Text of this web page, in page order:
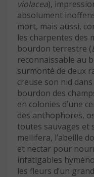
violacea),
absolument
mort, mais aussi,
les charpentes des
bourdon terrestre (
reconnaissable au
surmonté de deux
creuse son nid
bourdon des
en colonies d’une
des anthophores,
toutes sauvages et
mellifera, l’abeille
et nectar pour
infatigables
les fleurs d’un